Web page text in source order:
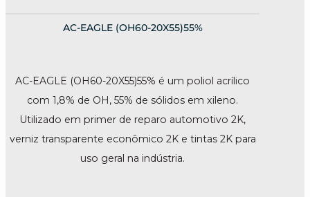
AC-EAGLE (OH60-20X55)55%
AC-EAGLE (OH60-20X55)55% é um poliol acrílico
com 1,8% de OH, 55% de sólidos em xileno.
Utilizado em primer de reparo automotivo 2K,
verniz transparente econômico 2K e tintas 2K para
uso geral na indústria.